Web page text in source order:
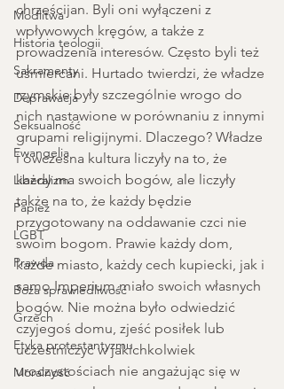
Modlitwa
Historia teologii
Sakramenty
Deprawacja
Seksualność
Ewangelia
Liberalizm
Papież
LGBT
Prawda
Boża sprawiedliwość
Grzech
Etyka protestantyzmu
Moralność
chrześcijan. Byli oni wyłączeni z
wpływowych kręgów, a także z
prowadzenia interesów. Często byli też
uśmiercani. Hurtado twierdzi, że władze
rzymskie były szczególnie wrogo do
nich nastawione w porównaniu z innymi
grupami religijnymi. Dlaczego? Władze
i ówczesna kultura liczyły na to, że
każdy ma swoich bogów, ale liczyły
także na to, że każdy będzie
przygotowany na oddawanie czci nie
swoim bogom. Prawie każdy dom,
każde miasto, każdy cech kupiecki, jak i
samo Imperium miało swoich własnych
bogów. Nie można było odwiedzić
czyjegoś domu, zjeść posiłek lub
uczestniczyć w jakichkolwiek
uroczystościach nie angażując się w